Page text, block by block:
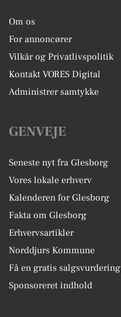
Om os
For annoncører
Vilkår og Privatlivspolitik
Kontakt VORES Digital
Administrer samtykke
GENVEJE
Seneste nyt fra Glesborg
Vores lokale erhverv
Kalenderen for Glesborg
Fakta om Glesborg
Erhvervsartikler
Norddjurs Kommune
Få en gratis salgsvurdering
Sponsoreret indhold